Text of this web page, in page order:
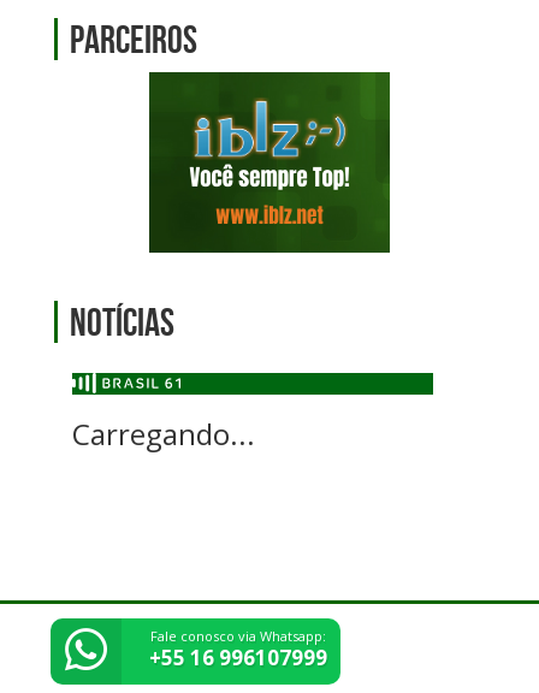
Fale conosco via Whatsapp:
+55 16 996107999
Parceiros
Notícias
Carregando...
© Direitos reservados - Fundação Educacional e Cultural Pedrense